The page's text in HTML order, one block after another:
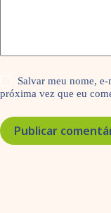
Salvar meu nome,
próxima vez que eu
Publicar